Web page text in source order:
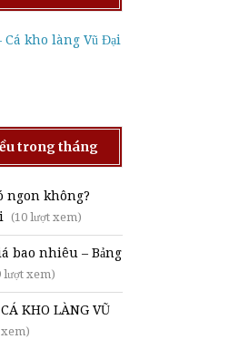
kho làng Vũ Đại
trong tháng
ngon không?
(10 lượt xem)
bao nhiêu – Bảng
lượt xem)
KHO LÀNG VŨ